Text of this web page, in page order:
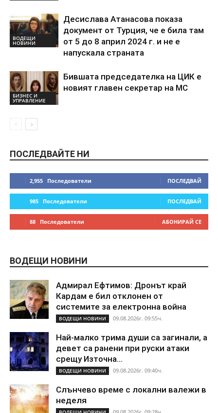
ВОДЕЩИ
НОВИНИ
Десислава Атанасова показа
документ от Турция, че е била там
от 5 до 8 април 2024 г. и не е
напускала страната
БИЗНЕС И
УПРАВЛЕНИЕ
Бившата председателка на ЦИК е
новият главен секретар на МС
ПОСЛЕДВАЙТЕ НИ
2,955 Последователи ПОСЛЕДВАЙ
985 Последователи ПОСЛЕДВАЙ
88 Последователи АБОНИРАЙ СЕ
ВОДЕЩИ НОВИНИ
Адмирал Ефтимов: Дронът край
Кардам е бил отклонен от
системите за електронна война
ВОДЕЩИ НОВИНИ 09.08.2026г. 09:55ч.
Най-малко трима души са загинали, а
девет са ранени при руски атаки
срещу Източна...
ВОДЕЩИ НОВИНИ 09.08.2026г. 09:40ч.
Слънчево време с локални валежи в
неделя